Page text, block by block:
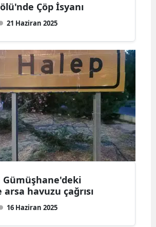
Yozgat
Aksaray
Bayburt
Karaman
Kırıkkale
Batman
Şırnak
Bartın
Ardahan
Iğdır
Çöp İsyanı
21 Haziran 2025
Gümüşhane'deki
havuzu çağrısı
16 Haziran 2025